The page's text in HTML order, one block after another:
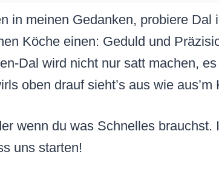
in meinen Gedanken, probiere Dal
Köche einen: Geduld und
Dal wird nicht nur satt machen,
oben drauf sieht’s aus wie aus’m
wenn du was Schnelles brauchst.
uns starten!